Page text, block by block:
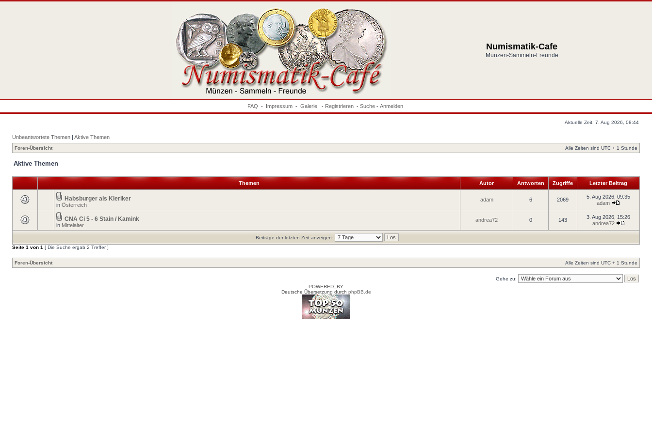
Numismatik-Cafe
Münzen-Sammeln-Freunde
FAQ - Impressum - Galerie - Registrieren - Suche - Anmelden
Aktuelle Zeit: 7. Aug 2026, 08:44
Unbeantwortete Themen | Aktive Themen
Foren-Übersicht Alle Zeiten sind UTC + 1 Stunde
Aktive Themen
Themen Autor Antworten Zugriffe Letzter Beitrag
Habsburger als Kleriker
in Österreich
adam 6 2069
5. Aug 2026, 09:35
adam
CNA Ci 5 - 6 Stain / Kamink
in Mittelalter
andrea72 0 143
3. Aug 2026, 15:26
andrea72
Beiträge der letzten Zeit anzeigen:
Seite 1 von 1 [ Die Suche ergab 2 Treffer ]
Foren-Übersicht Alle Zeiten sind UTC + 1 Stunde
Gehe zu:
POWERED_BY
Deutsche Übersetzung durch phpBB.de